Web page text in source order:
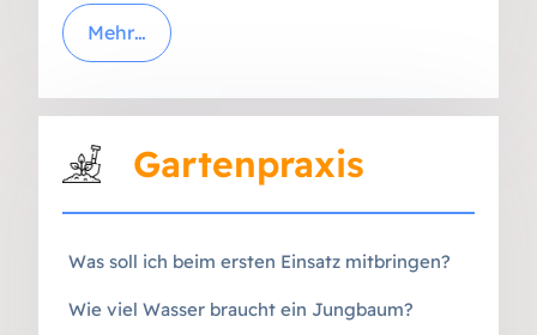
Mehr…
Gartenpraxis
Was soll ich beim ersten Einsatz mitbringen?
Wie viel Wasser braucht ein Jungbaum?